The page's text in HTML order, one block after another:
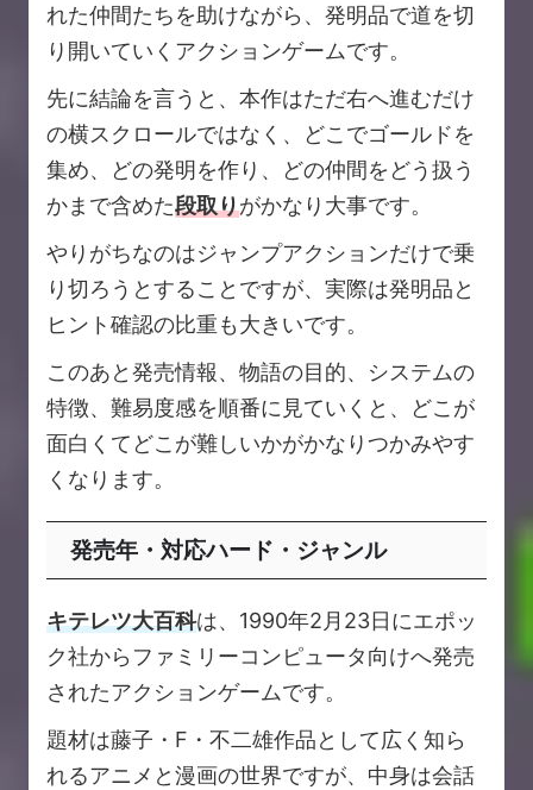
れた仲間たちを助けながら、発明品で道を切
り開いていくアクションゲームです。
先に結論を言うと、本作はただ右へ進むだけ
の横スクロールではなく、どこでゴールドを
集め、どの発明を作り、どの仲間をどう扱う
かまで含めた段取りがかなり大事です。
やりがちなのはジャンプアクションだけで乗
り切ろうとすることですが、実際は発明品と
ヒント確認の比重も大きいです。
このあと発売情報、物語の目的、システムの
特徴、難易度感を順番に見ていくと、どこが
面白くてどこが難しいかがかなりつかみやす
くなります。
発売年・対応ハード・ジャンル
キテレツ大百科は、1990年2月23日にエポッ
ク社からファミリーコンピュータ向けへ発売
されたアクションゲームです。
題材は藤子・F・不二雄作品として広く知ら
れるアニメと漫画の世界ですが、中身は会話